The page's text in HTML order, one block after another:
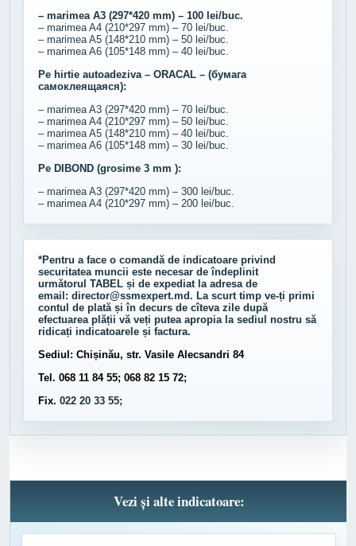
– marimea A3 (297*420 mm) – 100 lei/buc.
– marimea A4 (210*297 mm) – 70 lei/buc.
– marimea A5 (148*210 mm) – 50 lei/buc.
– marimea A6 (105*148 mm) – 40 lei/buc.
Pe hirtie autoadeziva – ORACAL – (бумага
самоклеящаяся):
– marimea A3 (297*420 mm) – 70 lei/buc.
– marimea A4 (210*297 mm) – 50 lei/buc.
– marimea A5 (148*210 mm) – 40 lei/buc.
– marimea A6 (105*148 mm) – 30 lei/buc.
Pe DIBOND (grosime 3 mm ):
– marimea A3 (297*420 mm) – 300 lei/buc.
– marimea A4 (210*297 mm) – 200 lei/buc.
*Pentru a face o comandă de indicatoare privind
securitatea muncii este necesar de îndeplinit
următorul TABEL și de expediat la adresa de
email: director@ssmexpert.md. La scurt timp ve-ți primi
contul de plată și în decurs de cîteva zile după
efectuarea plății vă veți putea apropia la sediul nostru să
ridicați indicatoarele și factura.
Sediul: Chișinău, str. Vasile Alecsandri 84
Tel. 068 11 84 55; 068 82 15 72;
Fix. 022 20 33 55;
Vezi și alte indicatoare: